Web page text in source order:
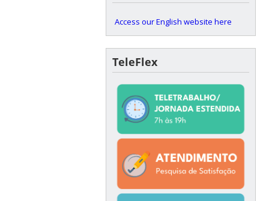
Access our English website here
TeleFlex